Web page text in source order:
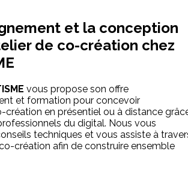
et la conception
de co-création chez
vous propose son offre
et formation pour concevoir
création en présentiel ou à distance
du digital. Nous vous
techniques et vous assiste à
création afin de construire ensemble